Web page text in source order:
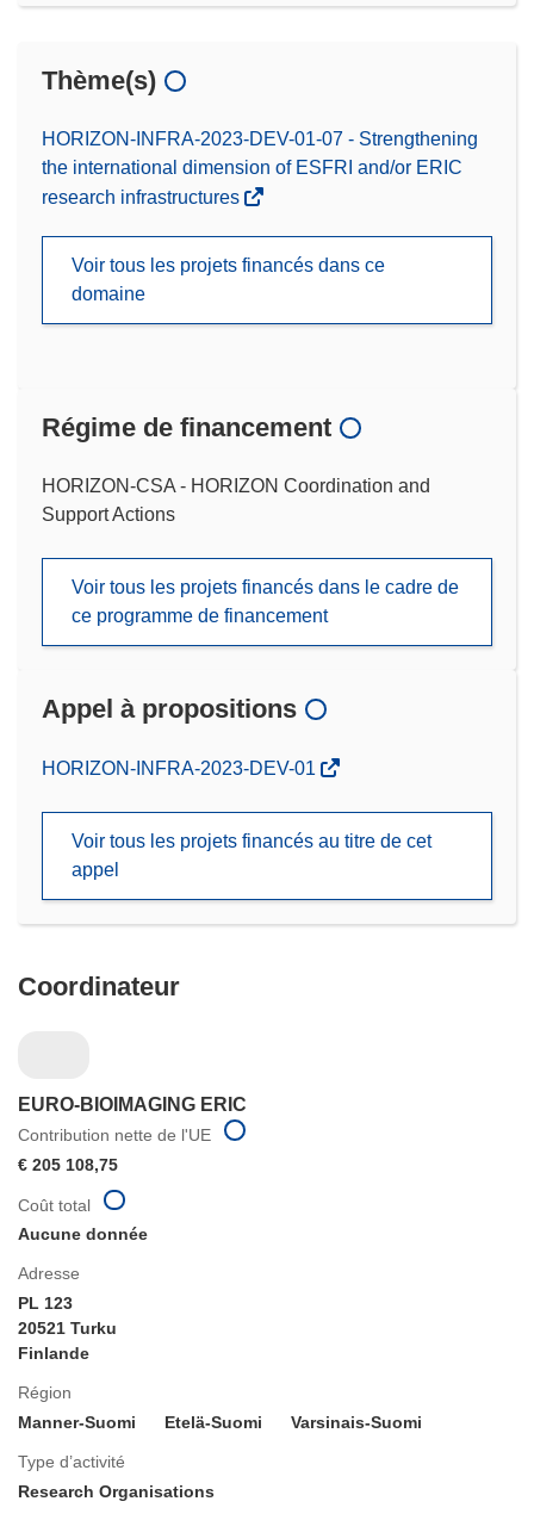
Thème(s)
HORIZON-INFRA-2023-DEV-01-07 - Strengthening
the international dimension of ESFRI and/or ERIC
research infrastructures
Voir tous les projets financés dans ce
domaine
Régime de financement
HORIZON-CSA - HORIZON Coordination and
Support Actions
Voir tous les projets financés dans le cadre de
ce programme de financement
Appel à propositions
(s’ouvre
nouvelle
fenêtre)
HORIZON-INFRA-2023-DEV-01
Voir tous les projets financés au titre de cet
appel
Coordinateur
EURO-BIOIMAGING ERIC
Contribution nette de l'UE
€ 205 108,75
Adresse
PL 123
20521 Turku
Finlande
Région
Manner-Suomi
Etelä-Suomi Varsinais-Suomi
Type d’activité
Research Organisations
Coût total
Aucune donnée